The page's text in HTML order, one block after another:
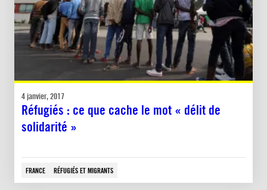
4 janvier, 2017
Réfugiés : ce que cache le mot « délit de
solidarité »
FRANCE RÉFUGIÉS ET MIGRANTS